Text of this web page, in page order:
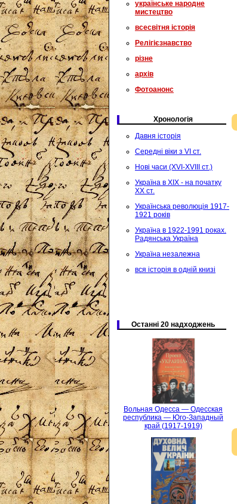
українське народне
мистецтво
всесвітня історія
Релігієзнавство
різне
архів
Фотоанонс
Хронологія
Давня історія
Середні віки з VI ст.
Нові часи (XVI-XVIII ст.)
Україна в XIX - на початку
XX ст.
Українська революція 1917-
1921 років
Україна в 1922-1991 роках.
Радянська Україна
Україна незалежна
вся історія в одній книзі
Останні 20 надходжень
Вольная Одесса — Одесская
республика — Юго-Западный
край (1917-1919)